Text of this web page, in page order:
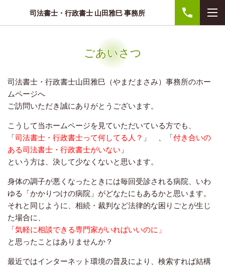
司法書士・行政書士 山田雅巳 事務所
ごあいさつ
司法書士・行政書士山田雅巳（やまだまさみ）事務所のホー
ムページへ
ご訪問いただき誠にありがとうございます。
こうして当ホームページを見ていただいている方でも、
「司法書士・行政書士って何してる人？ 」 、「付き合いの
ある司法書士・行政書士がいない 」
という方は、決して少なくないと思います。
身体の調子が悪くなったときには毎回受診される病院、いわ
ゆる「かかりつけの病院」がどなたにもあるかと思います。
それと同じように、相続・裁判など法律的な困りごとが生じ
た場合に、
「気軽に相談できる専門家がいればいいのに」
と思ったことはありませんか？
最近ではインターネット環境の普及により、検索すれば結構